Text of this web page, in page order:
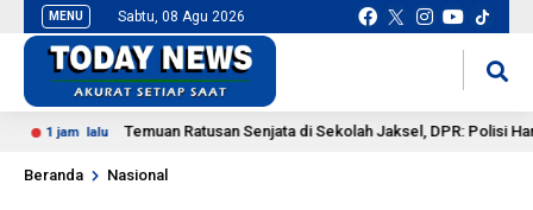
MENU Sabtu, 08 Agu 2026
1 jam lalu Temuan Ratusan Senjata di Sekolah Jaksel, DPR: Polisi Harus
Beranda Nasional